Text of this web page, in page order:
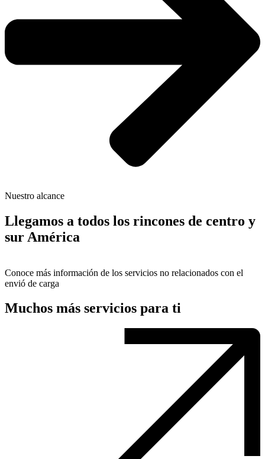
Nuestro alcance
Llegamos a todos los rincones de centro y
sur América
Conoce más información de los servicios no relacionados con el
envió de carga
Muchos más servicios para ti